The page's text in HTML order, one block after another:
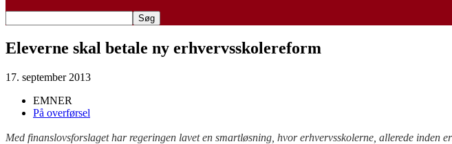
Eleverne skal betale ny erhvervsskolereform
17. september 2013
EMNER
På overførsel
Med finanslovsforslaget har regeringen lavet en smartløsning, hvor erhvervsskolerne, allerede inden